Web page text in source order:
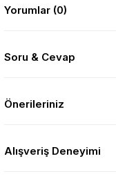
Yorumlar (0)
Soru & Cevap
Önerileriniz
Alışveriş Deneyimi